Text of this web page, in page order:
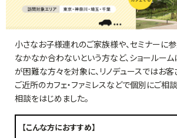
小さなお子様連れのご家族様や、セミナーに
なかなか合わないという方など、ショールーム
が困難な方々を対象に、リノデュースではお客
ご近所のカフェ・ファミレスなどで個別にご相
相談をはじめました。
【こんな方におすすめ】